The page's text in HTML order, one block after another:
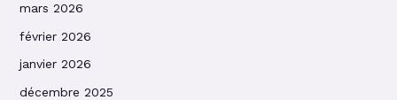
mars 2026
février 2026
janvier 2026
décembre 2025